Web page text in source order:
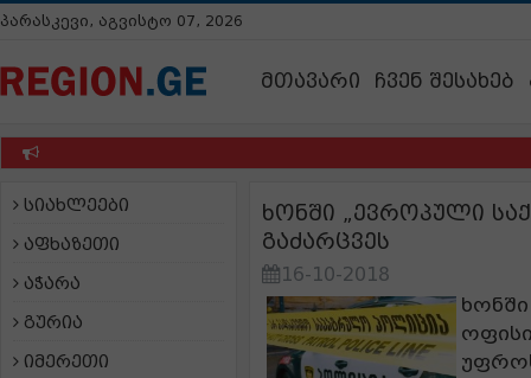
პარასკევი, აგვისტო 07, 2026
მთავარი ჩვენ შესახებ
სიახლეები
აფხაზეთი
აჭარა
გურია
იმერეთი
ხონში „ევროპული
გაძარცვეს
16-10-2018